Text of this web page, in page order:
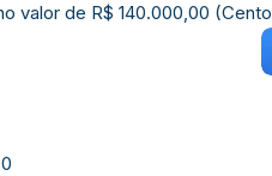
valor de R$ 140.000,00 (Cento